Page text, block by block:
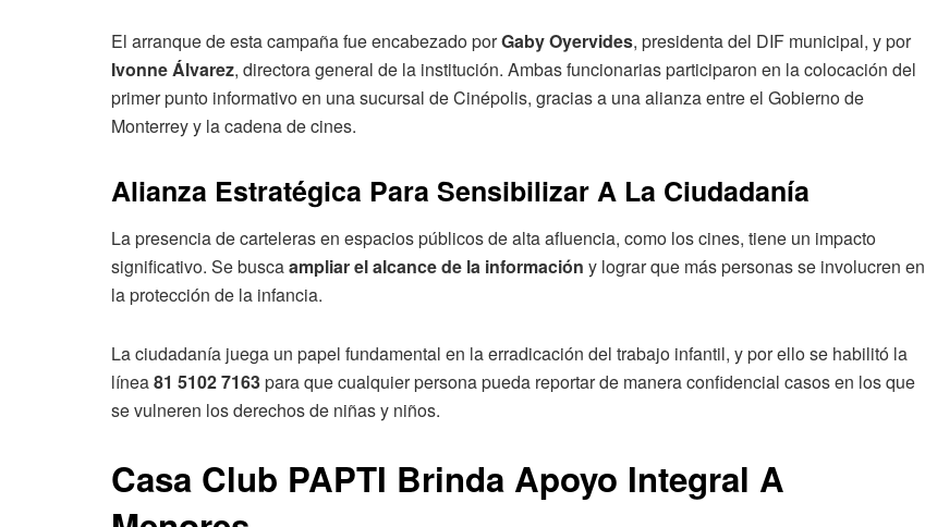
El arranque de esta campaña fue encabezado porGaby Oyervides, presidenta del DIF municipal, y por
Ivonne Álvarez, directora general de la institución. Ambas funcionarias participaron en la colocación del
primer punto informativo en una sucursal de Cinépolis, gracias a una alianza entre el Gobierno de
Monterrey y la cadena de cines.
Alianza Estratégica Para Sensibilizar A La Ciudadanía
La presencia de carteleras en espacios públicos de alta afluencia, como los cines, tiene un impacto
significativo. Se buscaampliar el alcance de la información y lograr que más personas se involucren en
la protección de la infancia.
La ciudadanía juega un papel fundamental en la erradicación del trabajo infantil, y por ello se habilitó la
línea81 5102 7163para que cualquier persona pueda reportar de manera confidencial casos en los que
se vulneren los derechos de niñas y niños.
Casa Club PAPTI Brinda Apoyo Integral A